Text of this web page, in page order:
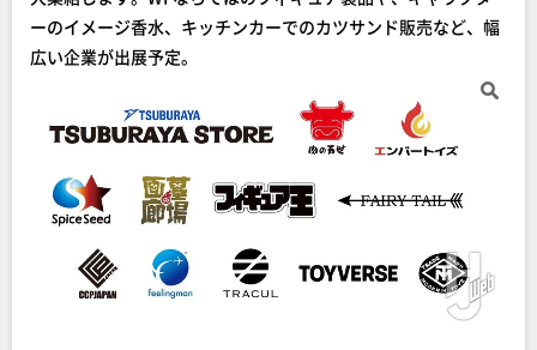
ーのイメージ香水、キッチンカーでのカツサンド販売など、幅
広い企業が出展予定。